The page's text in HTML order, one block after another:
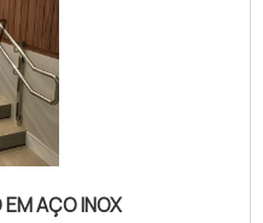
outras
aço inox ofere.
AÇO INOX